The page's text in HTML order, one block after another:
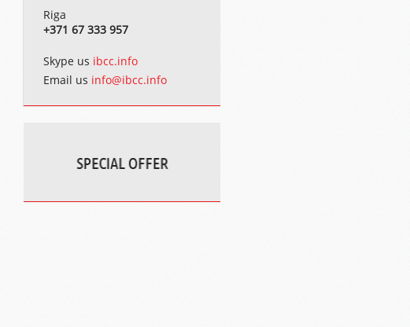
Riga
+371 67 333 957
Skype us ibcc.info
Email us info@ibcc.info